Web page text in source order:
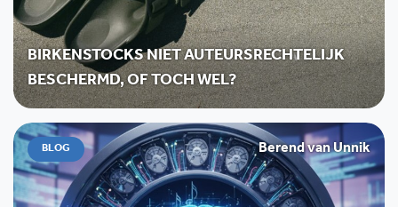
BIRKENSTOCKS NIET AUTEURSRECHTELIJK
BESCHERMD, OF TOCH WEL?
BLOG Berend van Unnik